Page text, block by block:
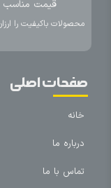
قیمت مناسب
محصولات باکیفیت را
صفحات اصلی
خانه
درباره ما
تماس با ما